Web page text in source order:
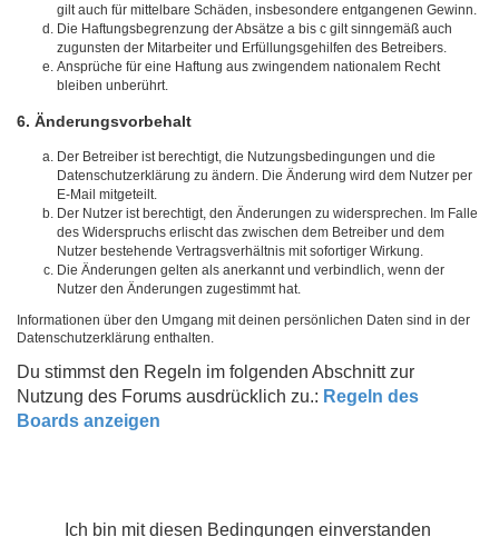
gilt auch für mittelbare Schäden, insbesondere entgangenen Gewinn.
Die Haftungsbegrenzung der Absätze a bis c gilt sinngemäß auch
zugunsten der Mitarbeiter und Erfüllungsgehilfen des Betreibers.
Ansprüche für eine Haftung aus zwingendem nationalem Recht
bleiben unberührt.
6. Änderungsvorbehalt
Der Betreiber ist berechtigt, die Nutzungsbedingungen und die
Datenschutzerklärung zu ändern. Die Änderung wird dem Nutzer per
E-Mail mitgeteilt.
Der Nutzer ist berechtigt, den Änderungen zu widersprechen. Im Falle
des Widerspruchs erlischt das zwischen dem Betreiber und dem
Nutzer bestehende Vertragsverhältnis mit sofortiger Wirkung.
Die Änderungen gelten als anerkannt und verbindlich, wenn der
Nutzer den Änderungen zugestimmt hat.
Informationen über den Umgang mit deinen persönlichen Daten sind in der
Datenschutzerklärung enthalten.
Du stimmst den Regeln im folgenden Abschnitt zur
Nutzung des Forums ausdrücklich zu.: Regeln des
Boards anzeigen